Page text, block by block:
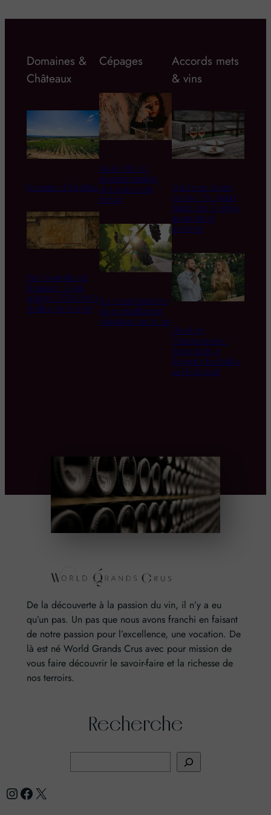
Domaines &
Châteaux
Domaine d’Aupilhac
Une bouteille de
Romanée-Conti
adjugée 558.000
dollars, un record
Cépages
Vin & CBD : Le
nouveau mariage
des sens et du
terroir
Les conséquences
du réchauffement
climatique sur le vin
Accords mets
& vins
Quel rosé boire
cet été ? Le grand
guide des 5 styles,
moments et
accords
L’Horloge
Champenoise :
Apprendre à
Déguster les Bulles
au Fil du Jour
De la découverte à la passion du vin, il n’y a eu
qu’un pas. Un pas que nous avons franchi en faisant
de notre passion pour l’excellence, une vocation. De
là est né World Grands Crus avec pour mission de
vous faire découvrir le savoir-faire et la richesse de
nos terroirs.
Recherche
c
Instagram Facebook X